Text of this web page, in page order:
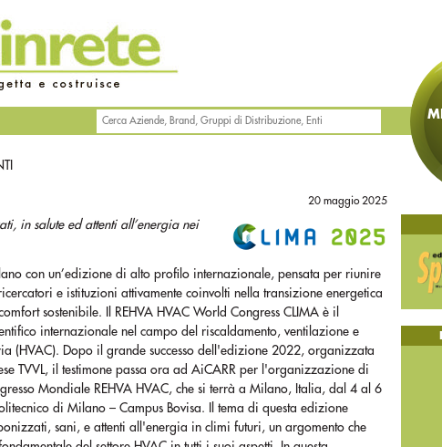
in salute ed attenti all’energia nei
20 maggio 2025
con un’edizione di alto profilo internazionale, pensata per riunire
e istituzioni attivamente coinvolti nella transizione energetica
sostenibile. Il REHVA HVAC World Congress CLIMA è il
internazionale nel campo del riscaldamento, ventilazione e
(HVAC). Dopo il grande successo dell'edizione 2022, organizzata
TVVL, il testimone passa ora ad AiCARR per l'organizzazione di
Mondiale REHVA HVAC, che si terrà a Milano, Italia, dal 4 al 6
di Milano – Campus Bovisa. Il tema di questa edizione
sani, e attenti all'energia in climi futuri, un argomento che